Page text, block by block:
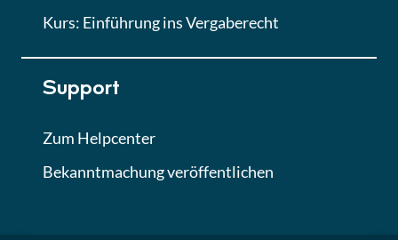
Kurs: Einführung ins Vergaberecht
Support
Zum Helpcenter
Bekanntmachung veröffentlichen